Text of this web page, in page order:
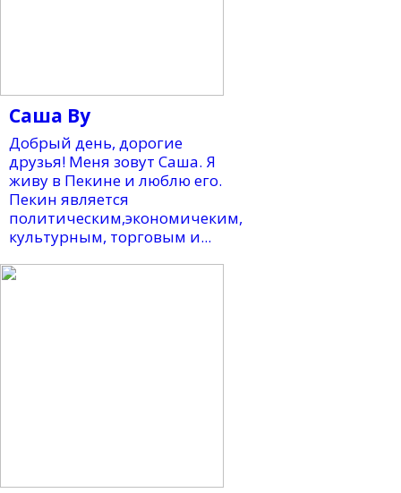
Саша Ву
Добрый день, дорогие
друзья! Меня зовут Саша. Я
живу в Пекине и люблю его.
Пекин является
политическим,экономичеким,
культурным, торговым и...